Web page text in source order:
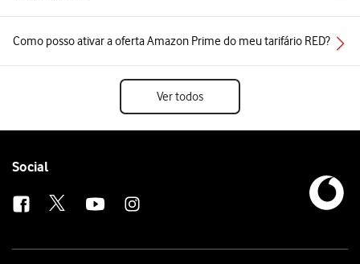
Como posso ativar a oferta Amazon Prime do meu tarifário RED?
Ver todos
Follow
Social